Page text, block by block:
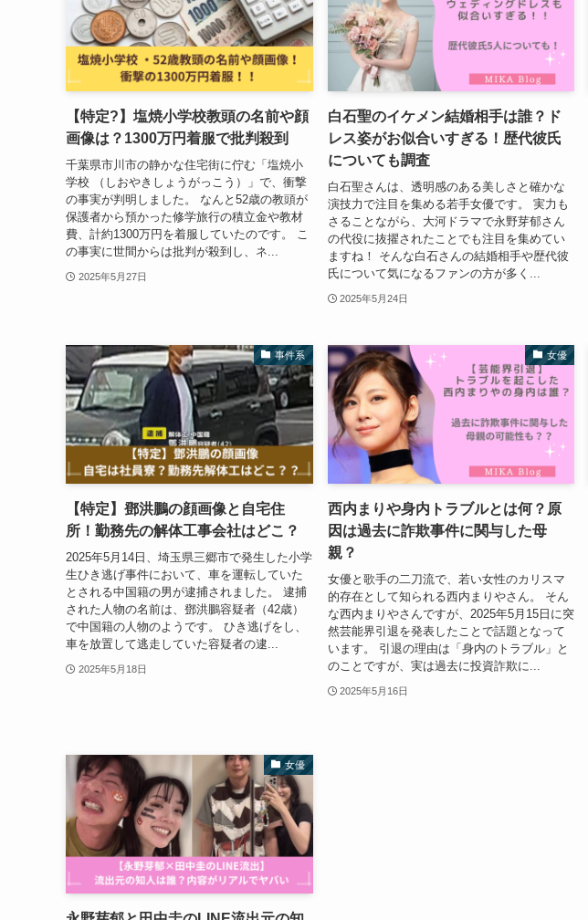
【特定?】塩焼小学校教頭の名前や顔
画像は？1300万円着服で批判殺到
千葉県市川市の静かな住宅街に佇む「塩焼小
学校 （しおやきしょうがっこう）」で、衝撃
の事実が判明しました。 なんと52歳の教頭が
保護者から預かった修学旅行の積立金や教材
費、計約1300万円を着服していたのです。 こ
の事実に世間からは批判が殺到し、ネ...
2025年5月27日
白石聖のイケメン結婚相手は誰？ド
レス姿がお似合いすぎる！歴代彼氏
についても調査
白石聖さんは、透明感のある美しさと確かな
演技力で注目を集める若手女優です。 実力も
さることながら、大河ドラマで永野芽郁さん
の代役に抜擢されたことでも注目を集めてい
ますね！ そんな白石さんの結婚相手や歴代彼
氏について気になるファンの方が多く...
2025年5月24日
事件系
【特定】鄧洪鵬の顔画像と自宅住
所！勤務先の解体工事会社はどこ？
2025年5月14日、埼玉県三郷市で発生した小学
生ひき逃げ事件において、車を運転していた
とされる中国籍の男が逮捕されました。 逮捕
された人物の名前は、鄧洪鵬容疑者（42歳）
で中国籍の人物のようです。 ひき逃げをし、
車を放置して逃走していた容疑者の逮...
2025年5月18日
女優
西内まりや身内トラブルとは何？原
因は過去に詐欺事件に関与した母
親？
女優と歌手の二刀流で、若い女性のカリスマ
的存在として知られる西内まりやさん。 そん
な西内まりやさんですが、2025年5月15日に突
然芸能界引退を発表したことで話題となって
います。 引退の理由は「身内のトラブル」と
のことですが、実は過去に投資詐欺に...
2025年5月16日
女優